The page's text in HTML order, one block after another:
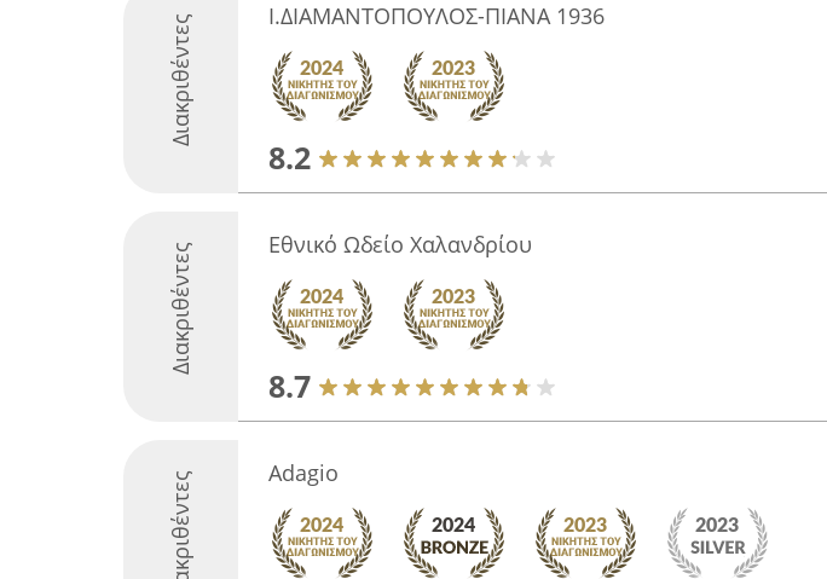
Διακριθέντες Ι.ΔΙΑΜΑΝΤΟΠΟΥΛΟΣ-ΠΙΑΝΑ 1936
8.2
Διακριθέντες Εθνικό Ωδείο Χαλανδρίου
8.7
Διακριθέντες Adagio